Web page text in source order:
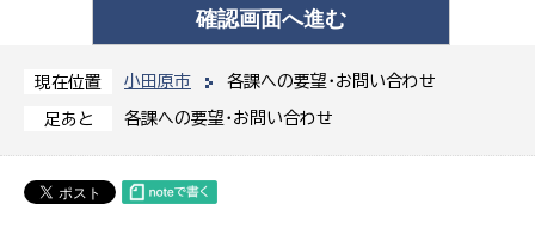
現在位置 小田原市 各課への要望・お問い合わせ
足あと 各課への要望・お問い合わせ